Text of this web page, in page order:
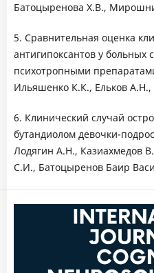
Батоцыренова Х.В.,
5. Сравнительная оценка
антигипоксантов у больных
психотропными
Ильяшенко К.К., Ельков
6. Клинический случай
бутандиолом девочки-
Лодягин А.Н., Казиахмедов
С.И., Батоцыренов Баир